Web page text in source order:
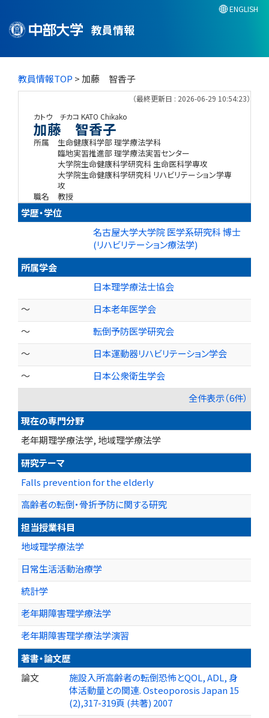
教員情報
ENGLISH
教員情報TOP > 加藤 智香子
（最終更新日 : 2026-06-29 10:54:23）
カトウ チカコ KATO Chikako
加藤 智香子
所属
生命健康科学部 理学療法学科
臨地実習推進部 理学療法実習センター
大学院生命健康科学研究科 生命医科学専攻
大学院生命健康科学研究科 リハビリテーション学専
攻
職名
教授
学歴・学位
名古屋大学大学院 医学系研究科 博士
(リハビリテーション療法学)
所属学会
日本理学療法士協会
～
日本老年医学会
～
転倒予防医学研究会
～
日本運動器リハビリテーション学会
～
日本公衆衛生学会
全件表示（6件）
現在の専門分野
老年期理学療法学, 地域理学療法学
研究テーマ
Falls prevention for the elderly
高齢者の転倒・骨折予防に関する研究
担当授業科目
地域理学療法学
日常生活活動治療学
統計学
老年期障害理学療法学
老年期障害理学療法学演習
著書・論文歴
論文
施設入所高齢者の転倒恐怖とQOL, ADL, 身
体活動量との関連. Osteoporosis Japan 15
(2),317-319頁 (共著) 2007